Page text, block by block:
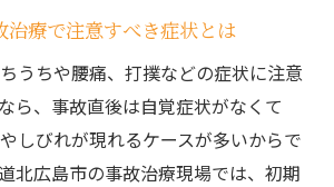
施設のアクセスや営業時間を比較
に通いやすい施設の特徴を解説
治療で注意すべき症状とは
うちや腰痛、打撲などの症状に注意
ら、事故直後は自覚症状がなくて
しびれが現れるケースが多いからで
北広島市の事故治療現場では、初期